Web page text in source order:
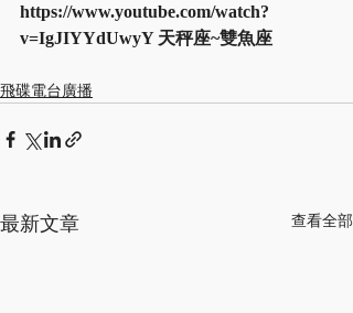
https://www.youtube.com/watch?
v=IgJIYYdUwyY 天秤座~雙魚座
飛碟電台廣播
最新文章 查看全部